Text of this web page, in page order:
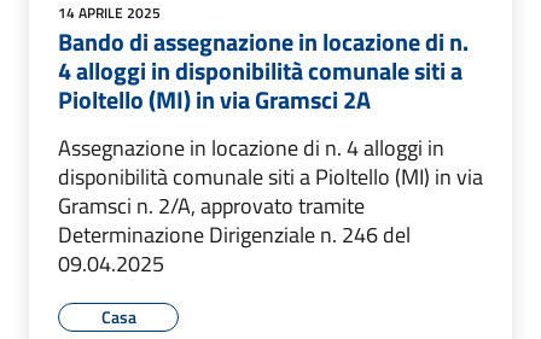
14 APRILE 2025
Bando di assegnazione in locazione di n.
4 alloggi in disponibilità comunale siti a
Pioltello (MI) in via Gramsci 2A
Assegnazione in locazione di n. 4 alloggi in
disponibilità comunale siti a Pioltello (MI) in via
Gramsci n. 2/A, approvato tramite
Determinazione Dirigenziale n. 246 del
09.04.2025
Casa